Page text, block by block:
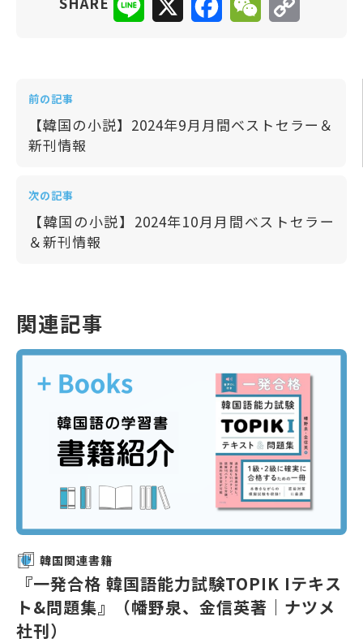
前の記事
【韓国の小説】2024年9月月間ベストセラー＆
新刊情報
次の記事
【韓国の小説】2024年10月月間ベストセラー
＆新刊情報
関連記事
韓国関連書籍
『一発合格 韓国語能力試験TOPIK Iテキス
ト&問題集』（幡野泉、金信英著｜ナツメ
社刊）